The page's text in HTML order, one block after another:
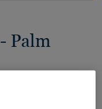
Palm
hasta